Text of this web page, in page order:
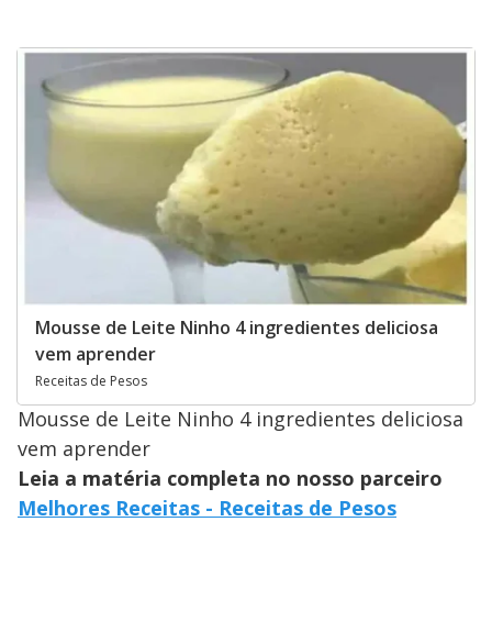
Mousse de Leite Ninho 4 ingredientes deliciosa
vem aprender
Receitas de Pesos
Mousse de Leite Ninho 4 ingredientes deliciosa
vem aprender
Leia a matéria completa no nosso parceiro
Melhores Receitas - Receitas de Pesos